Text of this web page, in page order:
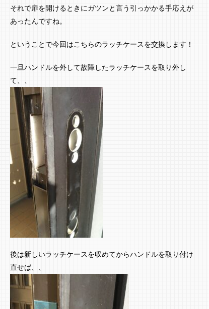
それで扉を開けるときにガツンと言う引っかかる手応えが
あったんですね。
ということで今回はこちらのラッチケースを交換します！
一旦ハンドルを外して故障したラッチケースを取り外し
て、、
後は新しいラッチケースを収めてからハンドルを取り付け
直せば、、